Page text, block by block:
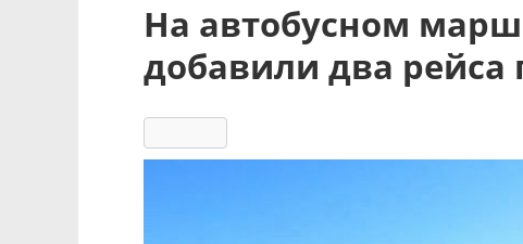
На автобусном
добавили два рейса